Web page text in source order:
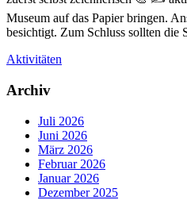
Museum auf das Papier bringen.
besichtigt. Zum Schluss sollten die
Aktivitäten
Archiv
Juli 2026
Juni 2026
März 2026
Februar 2026
Januar 2026
Dezember 2025